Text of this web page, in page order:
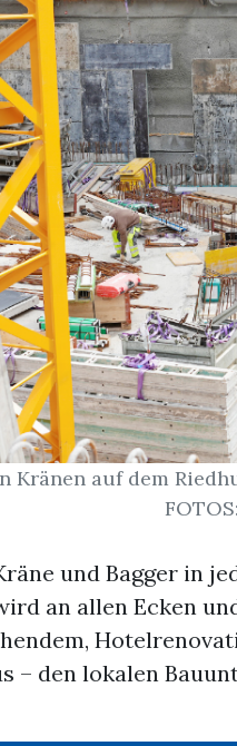
Kränen auf dem
und Bagger in
an allen Ecken
– den lokalen